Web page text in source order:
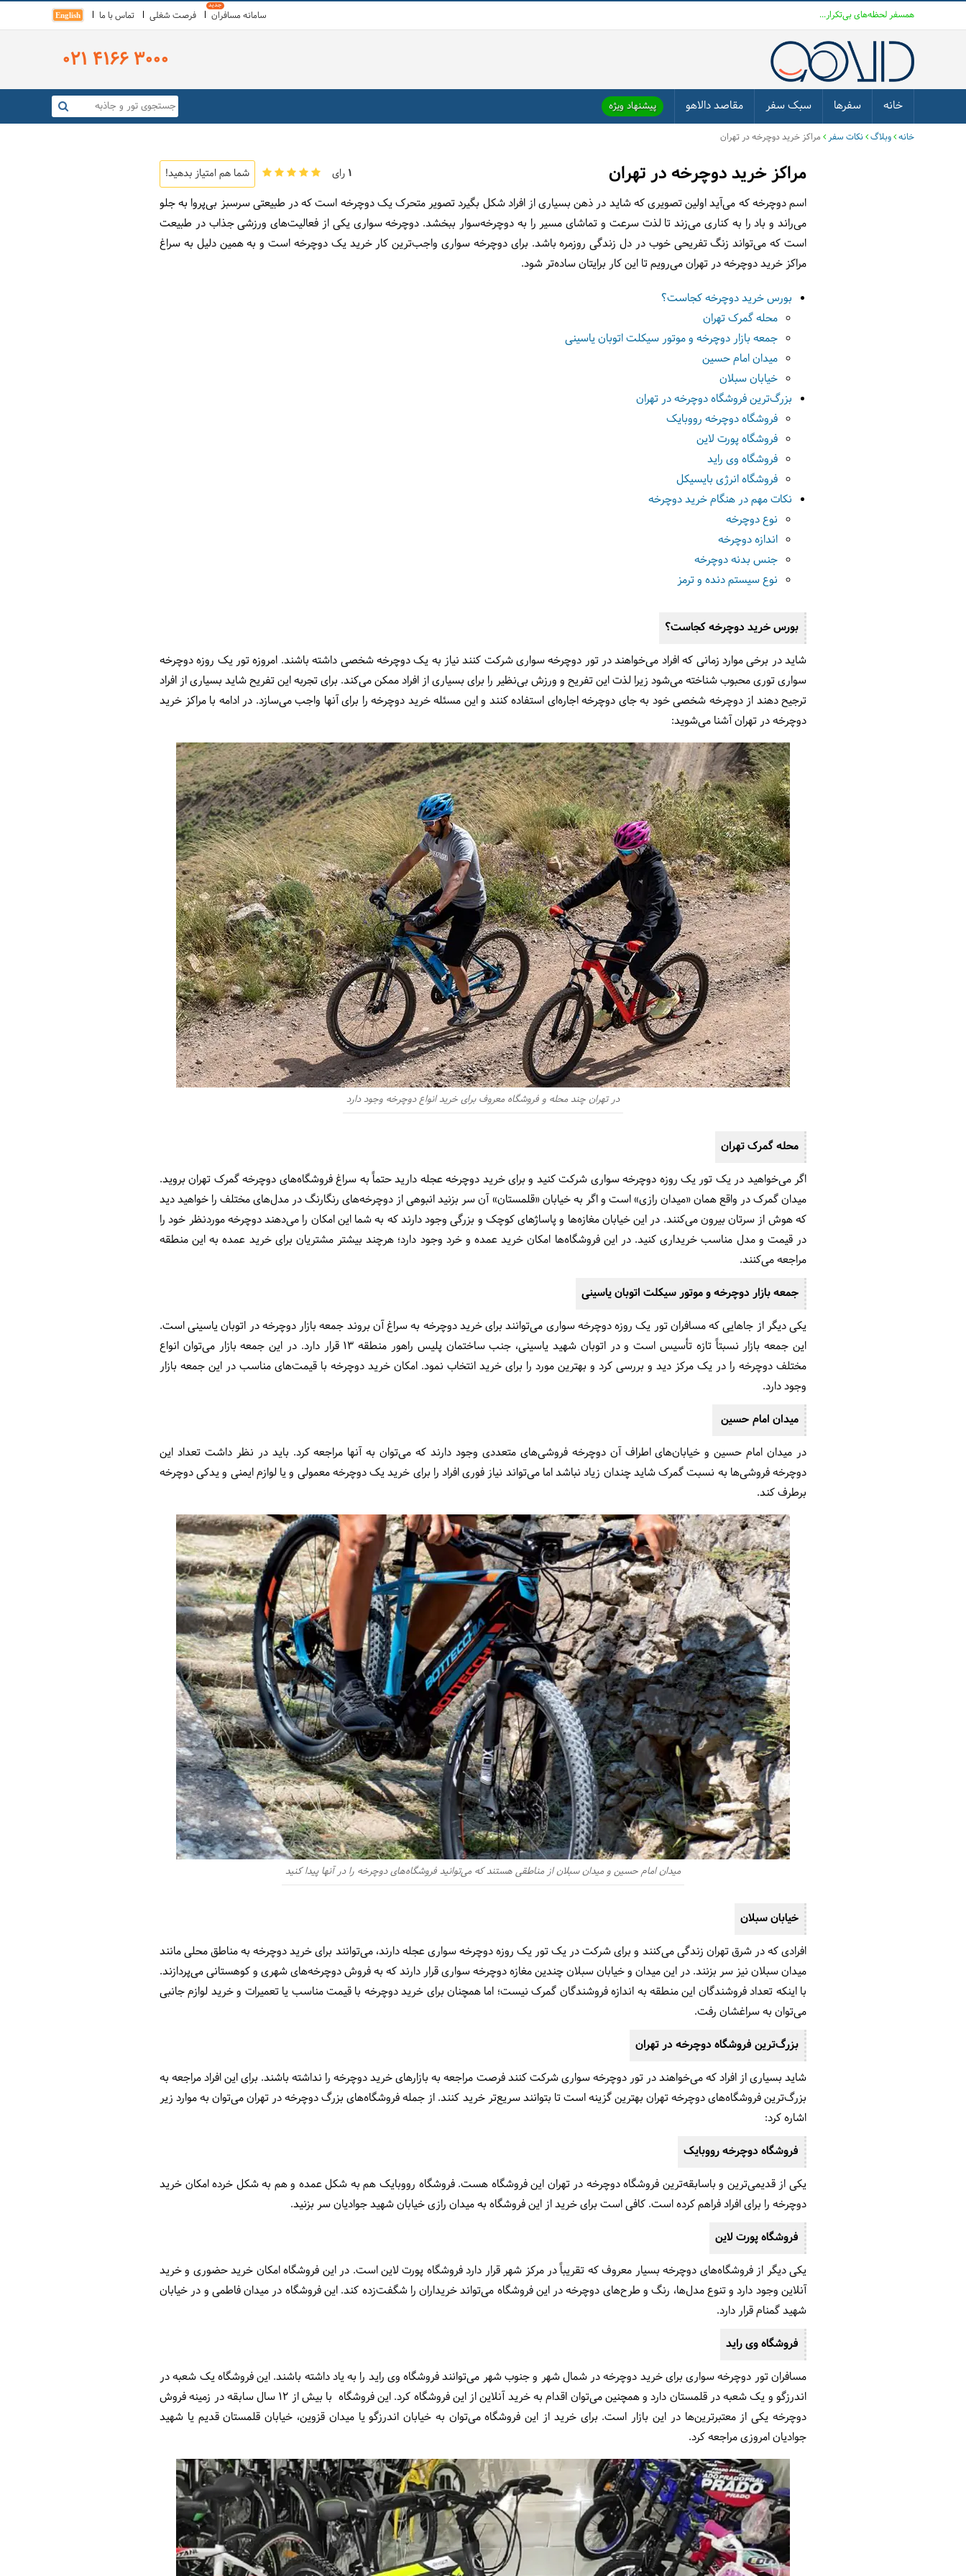
همسفر لحظه‌های بی‌تکرار... سامانه مسافران فرصت شغلی تماس با ما English
021 4166 3000
خانه سفرها سبک سفر مقاصد دالاهو پیشنهاد ویژه
خانه وبلاگ نکات سفر مراکز خرید دوچرخه در تهران
مراکز خرید دوچرخه در تهران 1 رای شما هم امتیاز بدهید!
اسم دوچرخه که می‌آید اولین تصویری که شاید در ذهن بسیاری از افراد شکل بگیرد تصویر متحرک یک دوچرخه است که در طبیعتی سرسبز بی‌پروا به جلو
می‌راند و باد را به کناری می‌زند تا لذت سرعت و تماشای مسیر را به دوچرخه‌سوار ببخشد. دوچرخه سواری یکی از فعالیت‌های ورزشی جذاب در طبیعت
است که می‌تواند زنگ تفریحی خوب در دل زندگی روزمره باشد. برای دوچرخه سواری واجب‌ترین کار خرید یک دوچرخه است و به همین دلیل به سراغ
مراکز خرید دوچرخه در تهران می‌رویم تا این کار برایتان ساده‌تر شود.
بورس خرید دوچرخه کجاست؟
محله گمرک تهران
جمعه بازار دوچرخه و موتور سیکلت اتوبان یاسینی
میدان امام حسین
خیابان سبلان
بزرگ‌ترین فروشگاه دوچرخه در تهران
فروشگاه دوچرخه رووبایک
فروشگاه پورت لاین
فروشگاه وی راید
فروشگاه انرژی بایسیکل
نکات مهم در هنگام خرید دوچرخه
نوع دوچرخه
اندازه دوچرخه
جنس بدنه دوچرخه
نوع سیستم دنده و ترمز
بورس خرید دوچرخه کجاست؟
شاید در برخی موارد زمانی که افراد می‌خواهند در تور دوچرخه سواری شرکت کنند نیاز به یک دوچرخه شخصی داشته باشند. امروزه تور یک روزه دوچرخه
سواری توری محبوب شناخته می‌شود زیرا لذت این تفریح و ورزش بی‌نظیر را برای بسیاری از افراد ممکن می‌کند. برای تجربه این تفریح شاید بسیاری از افراد
ترجیح دهند از دوچرخه شخصی خود به جای دوچرخه اجاره‌ای استفاده کنند و این مسئله خرید دوچرخه را برای آنها واجب می‌سازد. در ادامه با مراکز خرید
دوچرخه در تهران آشنا می‌شوید:
در تهران چند محله و فروشگاه معروف برای خرید انواع دوچرخه وجود دارد
محله گمرک تهران
اگر می‌خواهید در یک تور یک روزه دوچرخه سواری شرکت کنید و برای خرید دوچرخه عجله دارید حتماً به سراغ فروشگاه‌های دوچرخه گمرک تهران بروید.
میدان گمرک در واقع همان «میدان رازی» است و اگر به خیابان «قلمستان» آن سر بزنید انبوهی از دوچرخه‌های رنگارنگ در مدل‌های مختلف را خواهید دید
که هوش از سرتان بیرون می‌کنند. در این خیابان مغازه‌ها و پاساژهای کوچک و بزرگی وجود دارند که به شما این امکان را می‌دهند دوچرخه موردنظر خود را
در قیمت و مدل مناسب خریداری کنید. در این فروشگاه‌ها امکان خرید عمده و خرد وجود دارد؛ هرچند بیشتر مشتریان برای خرید عمده به این منطقه
مراجعه می‌کنند.
جمعه بازار دوچرخه و موتور سیکلت اتوبان یاسینی
یکی دیگر از جاهایی که مسافران تور یک روزه دوچرخه سواری می‌توانند برای خرید دوچرخه به سراغ آن بروند جمعه بازار دوچرخه در اتوبان یاسینی است.
این جمعه بازار نسبتاً تازه تأسیس است و در اتوبان شهید یاسینی، جنب ساختمان پلیس راهور منطقه ۱۳ قرار دارد. در این جمعه بازار می‌توان انواع
مختلف دوچرخه را در یک مرکز دید و بررسی کرد و بهترین مورد را برای خرید انتخاب نمود. امکان خرید دوچرخه با قیمت‌های مناسب در این جمعه بازار
وجود دارد.
میدان امام حسین
در میدان امام حسین و خیابان‌های اطراف آن دوچرخه فروشی‌های متعددی وجود دارند که می‌توان به آنها مراجعه کرد. باید در نظر داشت تعداد این
دوچرخه فروشی‌ها به نسبت گمرک شاید چندان زیاد نباشد اما می‌تواند نیاز فوری افراد را برای خرید یک دوچرخه معمولی و یا لوازم ایمنی و یدکی دوچرخه
برطرف کند.
میدان امام حسین و میدان سبلان از مناطقی هستند که می‌توانید فروشگاه‌های دوچرخه را در آنها پیدا کنید
خیابان سبلان
افرادی که در شرق تهران زندگی می‌کنند و برای شرکت در یک تور یک روزه دوچرخه سواری عجله دارند، می‌توانند برای خرید دوچرخه به مناطق محلی مانند
میدان سبلان نیز سر بزنند. در این میدان و خیابان سبلان چندین مغازه دوچرخه سواری قرار دارند که به فروش دوچرخه‌های شهری و کوهستانی می‌پردازند.
با اینکه تعداد فروشندگان این منطقه به اندازه فروشندگان گمرک نیست؛ اما همچنان برای خرید دوچرخه با قیمت مناسب یا تعمیرات و خرید لوازم جانبی
می‌توان به سراغشان رفت.
بزرگ‌ترین فروشگاه دوچرخه در تهران
شاید بسیاری از افراد که می‌خواهند در تور دوچرخه سواری شرکت کنند فرصت مراجعه به بازارهای خرید دوچرخه را نداشته باشند. برای این افراد مراجعه به
بزرگ‌ترین فروشگاه‌های دوچرخه تهران بهترین گزینه است تا بتوانند سریع‌تر خرید کنند. از جمله فروشگاه‌های بزرگ دوچرخه در تهران می‌توان به موارد زیر
اشاره کرد:
فروشگاه دوچرخه رووبایک
یکی از قدیمی‌ترین و باسابقه‌ترین فروشگاه دوچرخه در تهران این فروشگاه هست. فروشگاه رووبایک هم به شکل عمده و هم به شکل خرده امکان خرید
دوچرخه را برای افراد فراهم کرده است. کافی است برای خرید از این فروشگاه به میدان رازی خیابان شهید جوادیان سر بزنید.
فروشگاه پورت لاین
یکی دیگر از فروشگاه‌های دوچرخه بسیار معروف که تقریباً در مرکز شهر قرار دارد فروشگاه پورت لاین است. در این فروشگاه امکان خرید حضوری و خرید
آنلاین وجود دارد و تنوع مدل‌ها، رنگ و طرح‌های دوچرخه در این فروشگاه می‌تواند خریداران را شگفت‌زده کند. این فروشگاه در میدان فاطمی و در خیابان
شهید گمنام قرار دارد.
فروشگاه وی راید
مسافران تور دوچرخه سواری برای خرید دوچرخه در شمال شهر و جنوب شهر می‌توانند فروشگاه وی راید را به یاد داشته باشند. این فروشگاه یک شعبه در
اندرزگو و یک شعبه در قلمستان دارد و همچنین می‌توان اقدام به خرید آنلاین از این فروشگاه کرد. این فروشگاه با بیش از ۱۲ سال سابقه در زمینه فروش
دوچرخه یکی از معتبرترین‌ها در این بازار است. برای خرید از این فروشگاه می‌توان به خیابان اندرزگو یا میدان قزوین، خیابان قلمستان قدیم یا شهید
جوادیان امروزی مراجعه کرد.